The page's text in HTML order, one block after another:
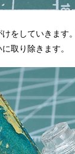
をしていきます
取り除きます。